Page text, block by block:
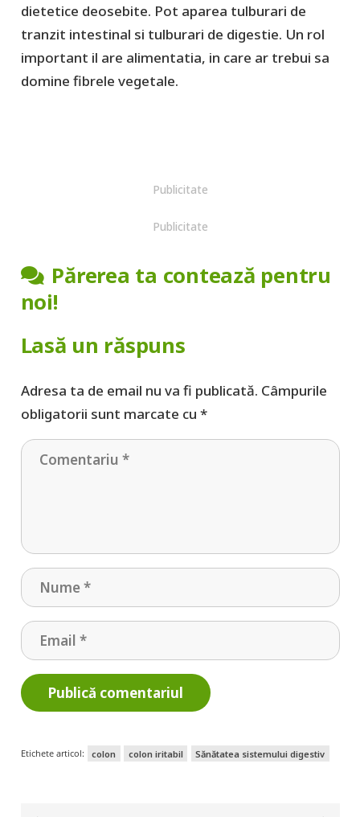
dietetice deosebite. Pot aparea tulburari de
tranzit intestinal si tulburari de digestie. Un rol
important il are alimentatia, in care ar trebui sa
domine fibrele vegetale.
Publicitate
Publicitate
Părerea ta contează pentru
noi!
Lasă un răspuns
Adresa ta de email nu va fi publicată. Câmpurile
obligatorii sunt marcate cu *
Publică comentariul
Etichete articol: colon colon iritabil Sănătatea sistemului digestiv